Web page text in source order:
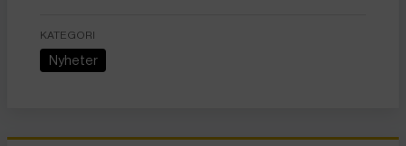
KATEGORI
Nyheter